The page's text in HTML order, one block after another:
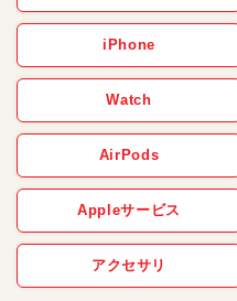
iPhone
Watch
AirPods
Appleサービス
アクセサリ